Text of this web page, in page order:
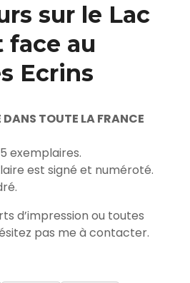
sur le Lac
face au
Ecrins
TOUTE LA FRANCE
exemplaires.
est signé et numéroté.
d’impression ou toutes
pas me à contacter.